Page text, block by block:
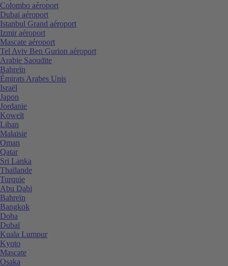
Colombo aéroport
Dubai aéroport
Istanbul Grand aéroport
Izmir aéroport
Mascate aéroport
Tel Aviv Ben Gurion aéroport
Arabie Saoudite
Bahreïn
Émirats Arabes Unis
Israël
Japon
Jordanie
Koweït
Liban
Malaisie
Oman
Qatar
Sri Lanka
Thaïlande
Turquie
Abu Dabi
Bahreïn
Bangkok
Doha
Dubaï
Kuala Lumpur
Kyoto
Mascate
Osaka